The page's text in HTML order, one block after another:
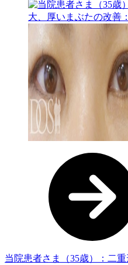
当院患者さま（35歳）：二